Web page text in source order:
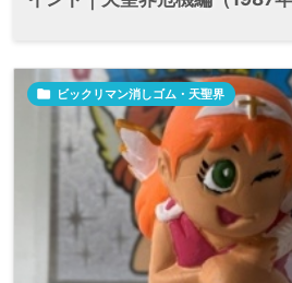
 ビックリマン消しゴム・天聖界